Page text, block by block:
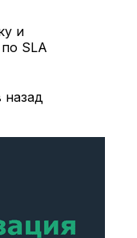
и
SLA
назад